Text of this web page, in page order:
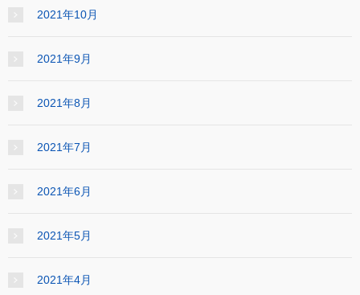
2021年10月
2021年9月
2021年8月
2021年7月
2021年6月
2021年5月
2021年4月